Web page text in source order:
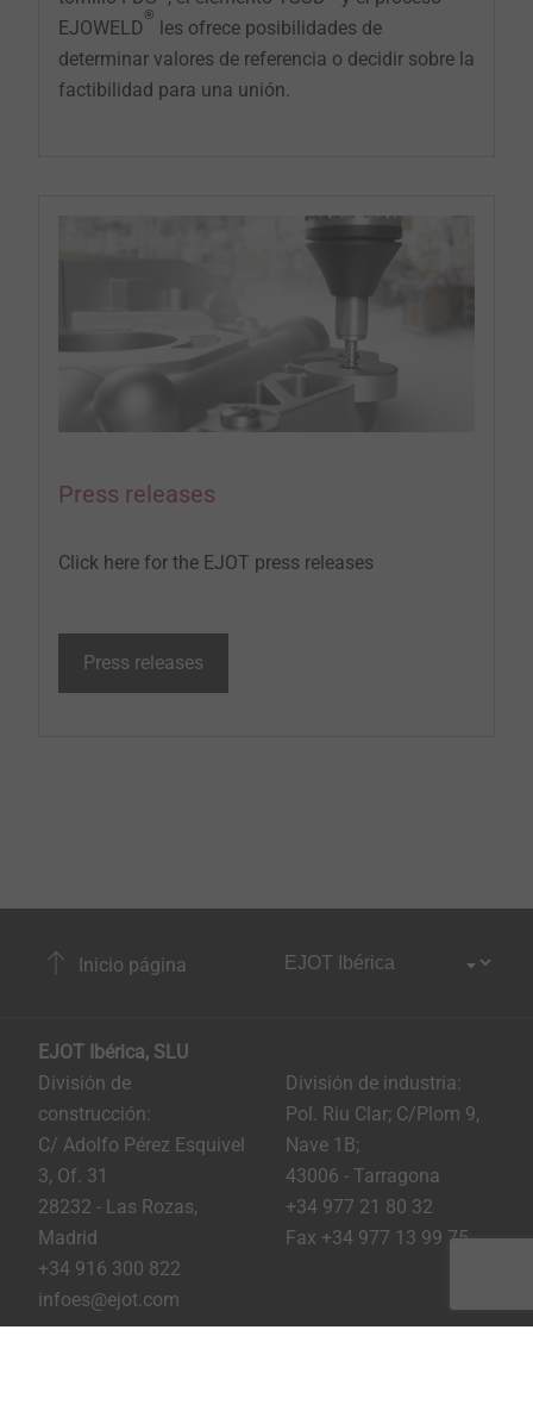
EJOWELD
®
les ofrece posibilidades de
determinar valores de referencia o decidir sobre la
factibilidad para una unión.
Press releases
Click here for the EJOT press releases
Press releases
Inicio página
EJOT Ibérica, SLU
División de
construcción:
C/ Adolfo Pérez Esquivel
3, Of. 31
28232 - Las Rozas,
Madrid
+34 916 300 822
infoes@ejot.com
División de industria:
Pol. Riu Clar; C/Plom 9,
Nave 1B;
43006 - Tarragona
+34 977 21 80 32
Fax +34 977 13 99 75